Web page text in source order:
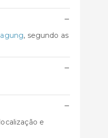
−
, segundo as
−
−
e